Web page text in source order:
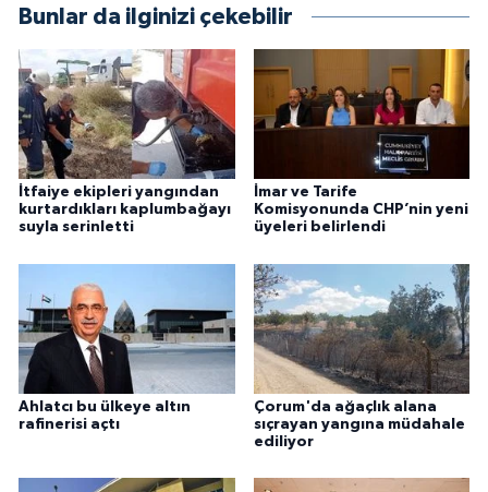
Bunlar da ilginizi çekebilir
İtfaiye ekipleri yangından
kurtardıkları kaplumbağayı
suyla serinletti
İmar ve Tarife
Komisyonunda CHP’nin yeni
üyeleri belirlendi
Ahlatcı bu ülkeye altın
rafinerisi açtı
Çorum'da ağaçlık alana
sıçrayan yangına müdahale
ediliyor